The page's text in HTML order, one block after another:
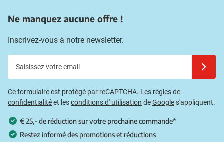
Ne manquez aucune offre !
Inscrivez-vous à notre newsletter.
Ce formulaire est protégé par reCAPTCHA. Les règles de
confidentialitéet lesconditions d' utilisation deGoogles'appliquent.
€ 25,- de réduction sur votre prochaine commande*
Restez informé des promotions et réductions